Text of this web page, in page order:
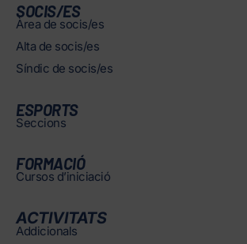
SOCIS/ES
Àrea de socis/es
Alta de socis/es
Síndic de socis/es
ESPORTS
Seccions
FORMACIÓ
Cursos d’iniciació
ACTIVITATS
Addicionals